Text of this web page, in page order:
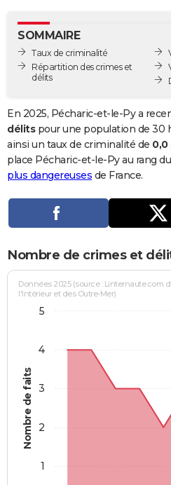
GUIDES D'ACHAT
BONS PLANS
Carte de Noël
Carte Bonne année
Carte Saint-Valentin
Carte Pâques
Carte d'anniversaire
DICTIONNAIRE
Dictionnaire
Biographies
Citations
Expressions
Proverbes
PROGRAMME TV
Se connecter
Entreprises
Service militaire
Avis de recherche
AVIS DE DÉCÈS
Bricolage
Lifestyle
Culture
Sport
Auto
Television
Voyage
Cinema
SOMMAIRE
Taux de criminalité
Répartition des crimes et
délits
En 2025, Pécharic-et-le-Py a
délitspour une population de 30
ainsi un taux de criminalité de 0,0
place Pécharic-et-le-Py au rang
plus dangereuses de France.
Nombre de crimes et
Nombre de faits
Données 2025 (source : Linternaute.com
l'Intérieur et des Outre-Mer)
1
2
3
4
5